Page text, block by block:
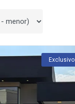
Exclusivo